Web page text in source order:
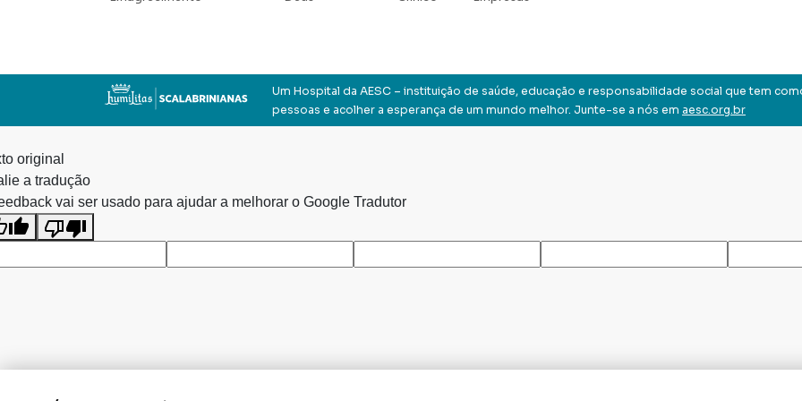
Um Hospital da AESC – instituição de saúde, educação e responsabilidade social que tem
pessoas e acolher a esperança de um mundo melhor. Junte-se a nós em aesc.org.br
original
a tradução
vai ser usado para ajudar a melhorar o Google Tradutor